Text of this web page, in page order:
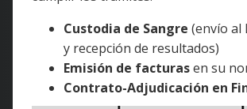
Custodia de Sangre (envío
y recepción de resultados)
Emisión de facturasen su
Contrato-Adjudicación en